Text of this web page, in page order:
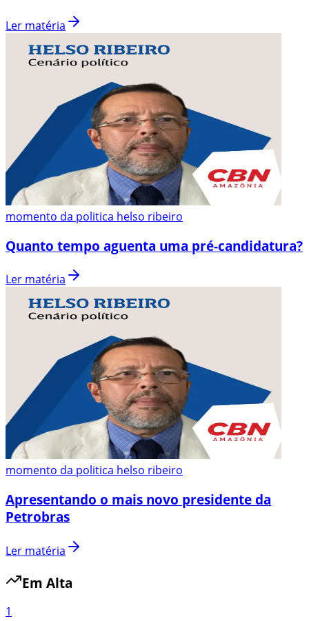
Ler matéria
momento da politica helso ribeiro
Quanto tempo aguenta uma pré-candidatura?
Ler matéria
momento da politica helso ribeiro
Apresentando o mais novo presidente da
Petrobras
Ler matéria
Em Alta
1